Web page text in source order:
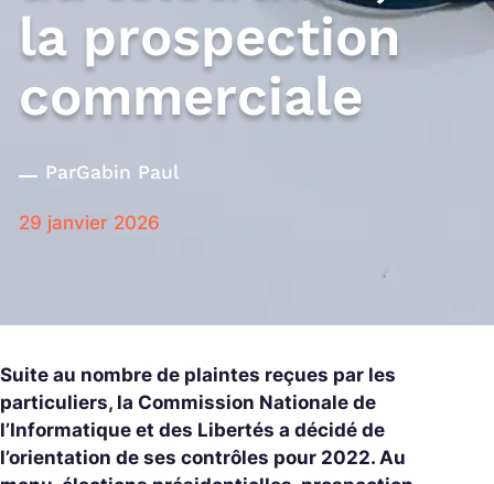
la prospection
commerciale
ParGabin Paul
29 janvier 2026
Suite au nombre de plaintes reçues par les
particuliers, la Commission Nationale de
l’Informatique et des Libertés a décidé de
l’orientation de ses contrôles pour 2022. Au